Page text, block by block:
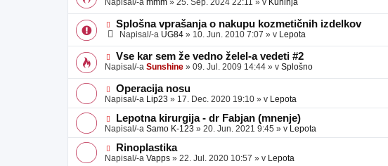
v
e
b
j
a
e
e
o
j
a
v
e
Napisal/-a mmm » 25. Sep. 2024 22:11 » v Kuhinja
N
e
b
j
a
v
e
Splošna vprašanja o nakupu kozmetičnih izdelkov
Napisal/-a UG84 » 10. Jun. 2010 7:07 » v Lepota
N
o
v
e
o
b
a
v
e
Vse kar sem že vedno želel-a vedeti #2
Napisal/-a Sunshine » 09. Jul. 2009 14:44 » v Splošno
N
o
v
e
o
b
a
Operacija nosu
Napisal/-a Lip23 » 17. Dec. 2020 19:10 » v Lepota
N
o
v
e
o
Lepotna kirurgija - dr Fabjan (mnenje)
Napisal/-a Samo K-123 » 20. Jun. 2021 9:45 » v Lepota
N
o
Rinoplastika
Napisal/-a Vapps » 22. Jul. 2020 10:57 » v Lepota